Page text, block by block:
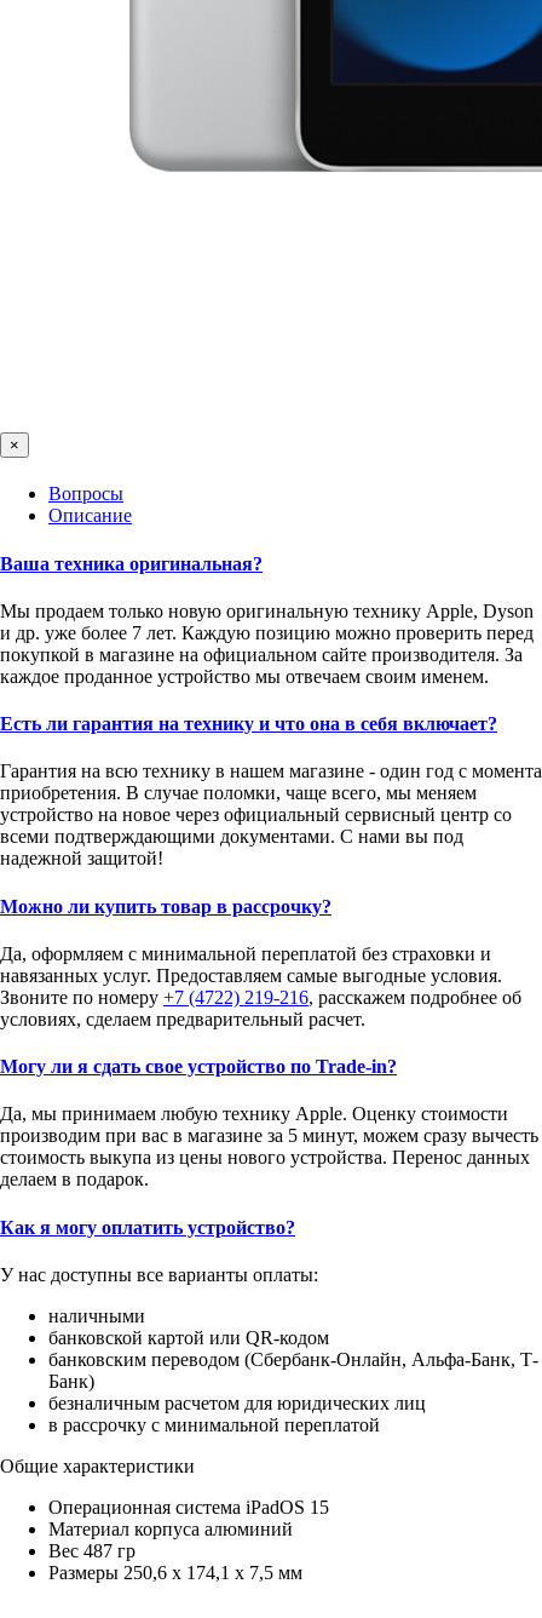
×
Вопросы
Описание
Ваша техника оригинальная?
Мы продаем только новую оригинальную технику Apple, Dyson
и др. уже более 7 лет. Каждую позицию можно проверить перед
покупкой в магазине на официальном сайте производителя. За
каждое проданное устройство мы отвечаем своим именем.
Есть ли гарантия на технику и что она в себя включает?
Гарантия на всю технику в нашем магазине - один год с момента
приобретения. В случае поломки, чаще всего, мы меняем
устройство на новое через официальный сервисный центр со
всеми подтверждающими документами. С нами вы под
надежной защитой!
Можно ли купить товар в рассрочку?
Да, оформляем с минимальной переплатой без страховки и
навязанных услуг. Предоставляем самые выгодные условия.
Звоните по номеру +7 (4722) 219-216, расскажем подробнее об
условиях, сделаем предварительный расчет.
Могу ли я сдать свое устройство по Trade-in?
Да, мы принимаем любую технику Apple. Оценку стоимости
производим при вас в магазине за 5 минут, можем сразу вычесть
стоимость выкупа из цены нового устройства. Перенос данных
делаем в подарок.
Как я могу оплатить устройство?
У нас доступны все варианты оплаты:
наличными
банковской картой или QR-кодом
банковским переводом (Сбербанк-Онлайн, Альфа-Банк, Т-
Банк)
безналичным расчетом для юридических лиц
в рассрочку с минимальной переплатой
Общие характеристики
Операционная система iPadOS 15
Материал корпуса алюминий
Вес 487 гр
Размеры 250,6 x 174,1 x 7,5 мм